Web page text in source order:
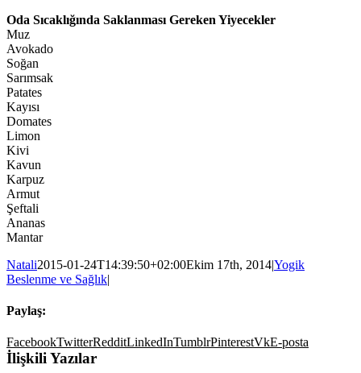
Oda Sıcaklığında Saklanması Gereken Yiyecekler
Muz
Avokado
Soğan
Sarımsak
Patates
Kayısı
Domates
Limon
Kivi
Kavun
Karpuz
Armut
Şeftali
Ananas
Mantar
Natali2015-01-24T14:39:50+02:00Ekim 17th, 2014|Yogik
Beslenme ve Sağlık|
Paylaş:
FacebookTwitterRedditLinkedInTumblrPinterestVkE-posta
İlişkili Yazılar